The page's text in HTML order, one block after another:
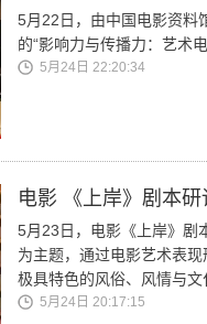
5月22日，由中国电影资料
的“影响力与传播力：艺术
5月24日 22:20:34
电影 《上岸》剧本
5月23日，电影《上岸》剧
为主题，通过电影艺术表
极具特色的风俗、风情与文
5月24日 20:17:15